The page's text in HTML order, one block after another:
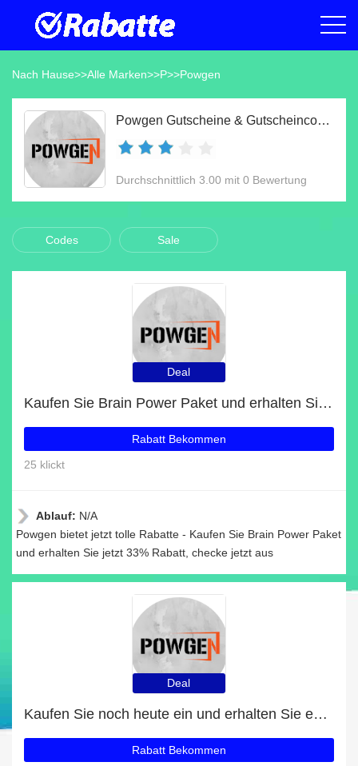
Nach Hause>>Alle Marken>>P>>Powgen
Powgen Gutscheine & Gutscheincodes Aug 2026
Durchschnittlich 3.00 mit 0 Bewertung
Codes Sale
Deal
Kaufen Sie Brain Power Paket und erhalten Sie jetzt 33% Rabatt
Rabatt Bekommen
25 klickt
Ablauf: N/A
Powgen bietet jetzt tolle Rabatte - Kaufen Sie Brain Power Paket
und erhalten Sie jetzt 33% Rabatt, checke jetzt aus
Deal
Kaufen Sie noch heute ein und erhalten Sie exklusive Angebote
Rabatt Bekommen